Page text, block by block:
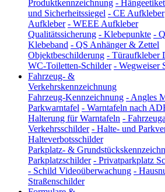
Produktkennzeichnung -
und Sicherheitssiegel - CE Aufkleber
Aufkleber - WEEE Aufkleber
Qualitätssicherung - Klebepunkte -
Klebeband - QS Anhänger & Zettel
Objektbeschilderung - Türaufkleber
WC-Toiletten-Schilder - Wegweiser
Fahrzeug- &
Verkehrskennzeichnung
Fahrzeug-Kennzeichnung - Angles
Parkwarntafel - Warntafeln nach
Halterung für Warntafeln -
Verkehrsschilder - Halte- und
Halteverbotsschilder
Parkplatz- &
Parkplatzschilder - Privatparkplatz
- Schild Videoüberwachung -
Straßenschilder